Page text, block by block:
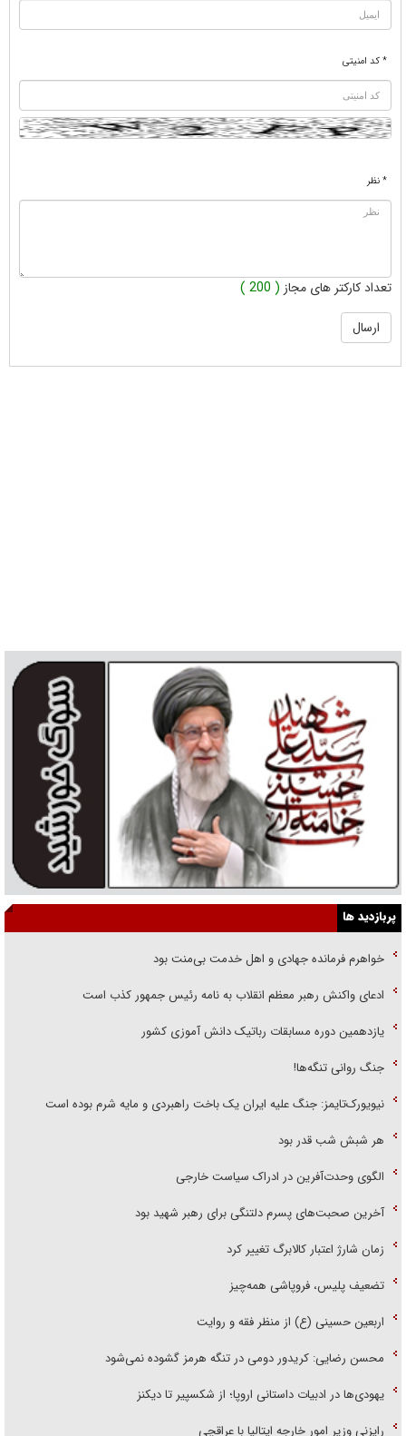
* کد امنیتی
* نظر
تعداد کارکتر های مجاز ( 200 )
پربازدید ها
خواهرم فرمانده جهادی و اهل خدمت بی‌منت بود
ادعای واکنش رهبر معظم انقلاب به نامه رئیس جمهور کذب است
یازدهمین دوره مسابقات رباتیک دانش آموزی کشور
جنگ روانی تنگه‌ها!
نیویورک‌تایمز: جنگ علیه ایران یک باخت راهبردی و مایه شرم بوده است
هر شبش شب قدر بود
الگوی وحدت‌آفرین در ادراک سیاست خارجی
آخرین صحبت‌های پسرم دلتنگی برای رهبر شهید بود
زمان شارژ اعتبار کالابرگ تغییر کرد
تضعیف پلیس، فروپاشی همه‌چیز
اربعین حسینی (ع) از منظر فقه و روایت
محسن رضایی: کریدور دومی در تنگه هرمز گشوده نمی‌شود
یهودی‌ها در ادبیات داستانی اروپا؛ از شکسپیر تا دیکنز
رایزنی وزیر امور خارجه ایتالیا با عراقچی